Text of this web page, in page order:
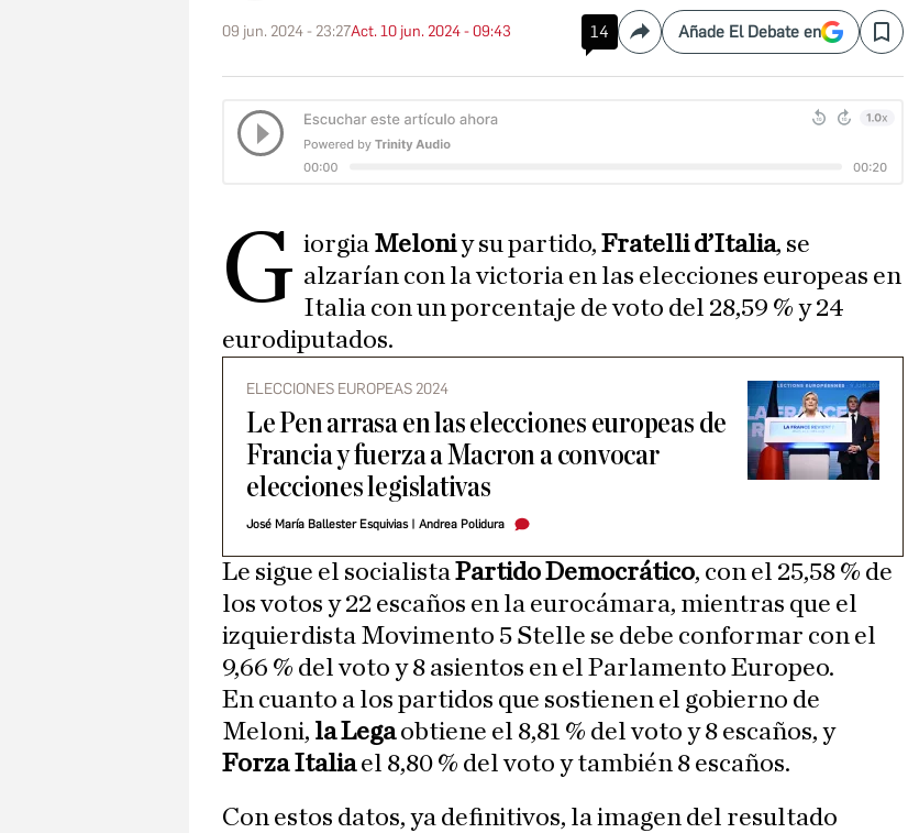
09 jun. 2024 - 23:27Act. 10 jun. 2024 - 09:43 14 CompartirAñade El Debate en Save
G iorgia Meloniy su partido,Fratelli d’Italia, se
alzarían con la victoria en las elecciones europeas en
Italia con un porcentaje de voto del 28,59 % y 24
eurodiputados.
ELECCIONES EUROPEAS 2024
Le Pen arrasa en las elecciones europeas de
Francia y fuerza a Macron a convocar
elecciones legislativas
José María Ballester Esquivias| Andrea Polidura
Le sigue el socialistaPartido Democrático, con el 25,58 % de
los votos y 22 escaños en la eurocámara, mientras que el
izquierdista Movimento 5 Stelle se debe conformar con el
9,66 % del voto y 8 asientos en el Parlamento Europeo.
En cuanto a los partidos que sostienen el gobierno de
Meloni, la Legaobtiene el 8,81 % del voto y 8 escaños, y
Forza Italiael 8,80 % del voto y también 8 escaños.
Con estos datos, ya definitivos, la imagen del resultado